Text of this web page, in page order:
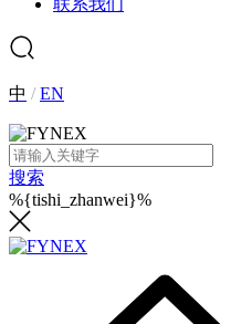
联系我们
中 /EN
搜索
%{tishi_zhanwei}%